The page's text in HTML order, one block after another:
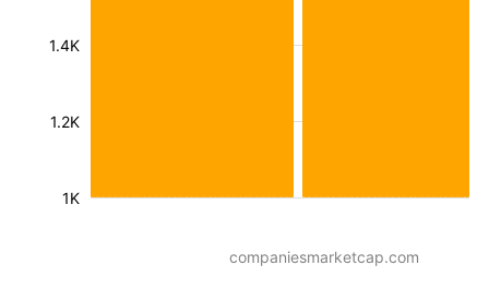
1K
1.2K
1.4K
companiesmarketcap.com